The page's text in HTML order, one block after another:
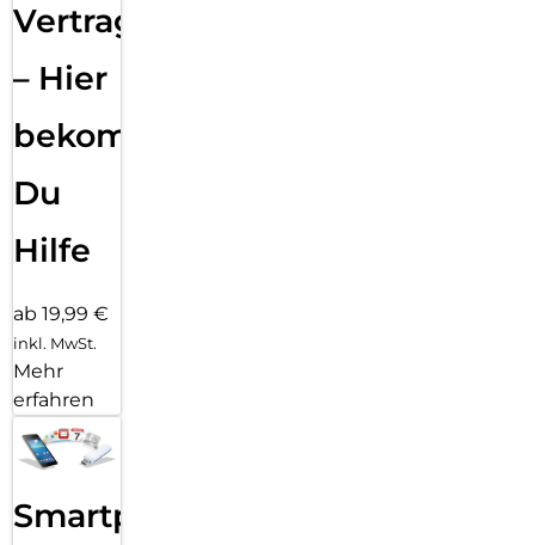
Vertragsabwicklung
– Hier
bekommst
Du
Hilfe
ab 19,99 €
inkl. MwSt.
Mehr
erfahren
Smartphone